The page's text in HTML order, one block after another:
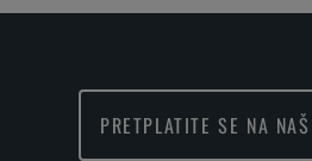
PRETPLATITE SE NA